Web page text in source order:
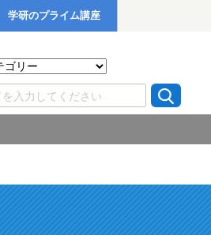
学研のプライム講座